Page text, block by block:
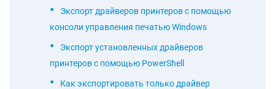
Экспорт драйверов принтеров с помощью
консоли управления печатью Windows
Экспорт установленных драйверов
принтеров с помощью PowerShell
Как экспортировать только драйвер